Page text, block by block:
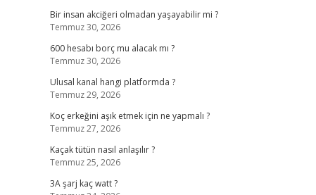
Bir insan akciğeri olmadan yaşayabilir mi ?
Temmuz 30, 2026
600 hesabı borç mu alacak mı ?
Temmuz 30, 2026
Ulusal kanal hangi platformda ?
Temmuz 29, 2026
Koç erkeğini aşık etmek için ne yapmalı ?
Temmuz 27, 2026
Kaçak tütün nasıl anlaşılır ?
Temmuz 25, 2026
3A şarj kaç watt ?